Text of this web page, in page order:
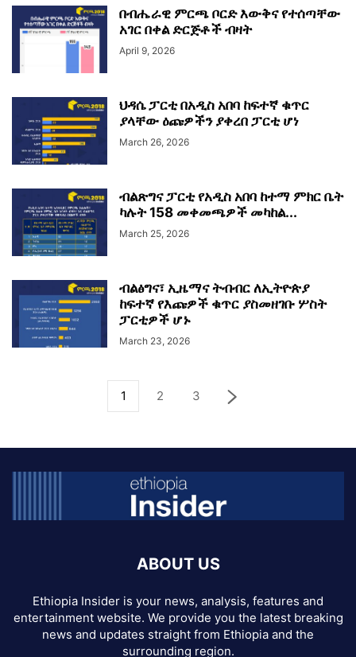
በብሔራዊ ምርጫ ቦርድ እውቅና የተሰጣቸው
አገር በቀል ድርጅቶች ብዛት
April 9, 2026
ህዳሴ ፓርቲ በአዲስ አበባ ከፍተኛ ቁጥር
ያላቸው ዕጩዎችን ያቀረበ ፓርቲ ሆነ
March 26, 2026
ብልጽግና ፓርቲ የአዲስ አበባ ከተማ ምክር ቤት
ካሉት 158 መቀመጫዎች መካከል...
March 25, 2026
ብልፅግና፣ ኢዜማና ትብብር ለኢትዮጵያ
ከፍተኛ የእጩዎች ቁጥር ያስመዘገቡ ሦስት
ፓርቲዎች ሆኑ
March 23, 2026
1 2 3
ABOUT US
Ethiopia Insider is your news, analysis, features and
entertainment website. We provide you the latest breaking
news and updates straight from Ethiopia and the
surrounding region.